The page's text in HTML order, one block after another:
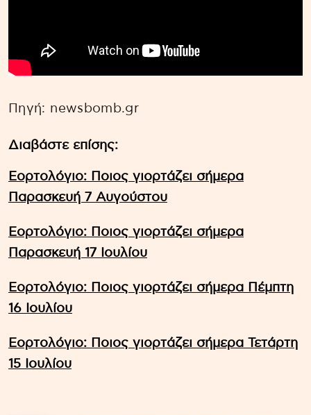
Πηγή: newsbomb.gr
Διαβάστε επίσης:
Εορτολόγιο: Ποιος γιορτάζει σήμερα
Παρασκευή 7 Αυγούστου
Εορτολόγιο: Ποιος γιορτάζει σήμερα
Παρασκευή 17 Ιουλίου
Εορτολόγιο: Ποιος γιορτάζει σήμερα Πέμπτη
16 Ιουλίου
Εορτολόγιο: Ποιος γιορτάζει σήμερα Τετάρτη
15 Ιουλίου